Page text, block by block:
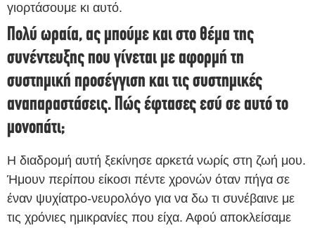
γιορτάσουμε κι αυτό.
Πολύ ωραία, ας μπούμε και στο θέμα της
συνέντευξης που γίνεται με αφορμή τη
συστημική προσέγγιση και τις συστημικές
αναπαραστάσεις. Πώς έφτασες εσύ σε αυτό το
μονοπάτι;
Η διαδρομή αυτή ξεκίνησε αρκετά νωρίς στη ζωή μου.
Ήμουν περίπου είκοσι πέντε χρονών όταν πήγα σε
έναν ψυχίατρο-νευρολόγο για να δω τι συνέβαινε με
τις χρόνιες ημικρανίες που είχα. Αφού αποκλείσαμε